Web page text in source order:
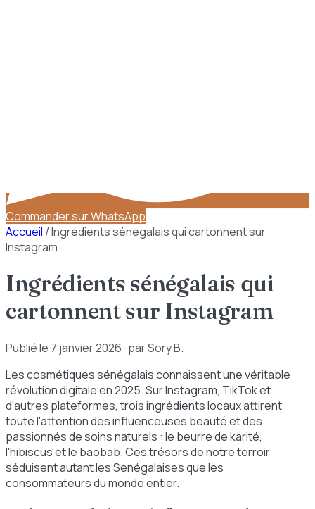
Commander sur WhatsApp
Accueil /Ingrédients sénégalais qui cartonnent sur
Instagram
Ingrédients sénégalais qui
cartonnent sur Instagram
Publié le 7 janvier 2026 · par Sory B.
Les cosmétiques sénégalais connaissent une véritable
révolution digitale en 2025. Sur Instagram, TikTok et
d'autres plateformes, trois ingrédients locaux attirent
toute l'attention des influenceuses beauté et des
passionnés de soins naturels : le beurre de karité,
l'hibiscus et le baobab. Ces trésors de notre terroir
séduisent autant les Sénégalaises que les
consommateurs du monde entier.